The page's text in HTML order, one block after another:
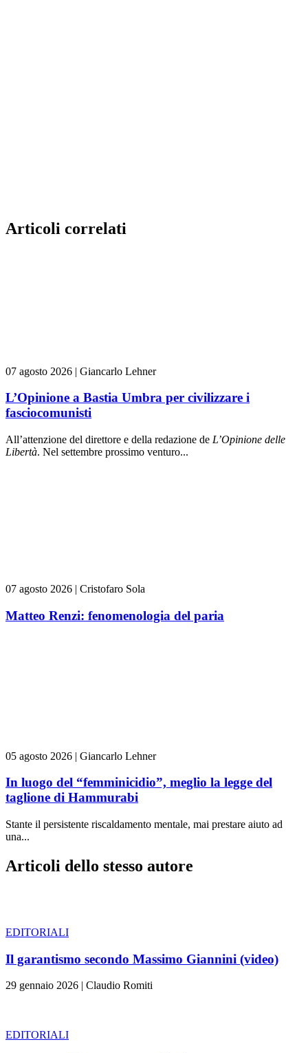
Articoli correlati
07 agosto 2026 | Giancarlo Lehner
L’Opinione a Bastia Umbra per civilizzare i
fasciocomunisti
All’attenzione del direttore e della redazione de L’Opinione delle
Libertà. Nel settembre prossimo venturo...
07 agosto 2026 | Cristofaro Sola
Matteo Renzi: fenomenologia del paria
05 agosto 2026 | Giancarlo Lehner
In luogo del “femminicidio”, meglio la legge del
taglione di Hammurabi
Stante il persistente riscaldamento mentale, mai prestare aiuto ad
una...
Articoli dello stesso autore
EDITORIALI
Il garantismo secondo Massimo Giannini (video)
29 gennaio 2026 | Claudio Romiti
EDITORIALI